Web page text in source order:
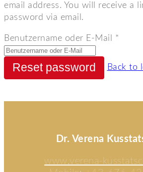
email address. You will receive a
password via email.
Benutzername oder E-Mail *
Back to
Dr. Verena
www.verena-